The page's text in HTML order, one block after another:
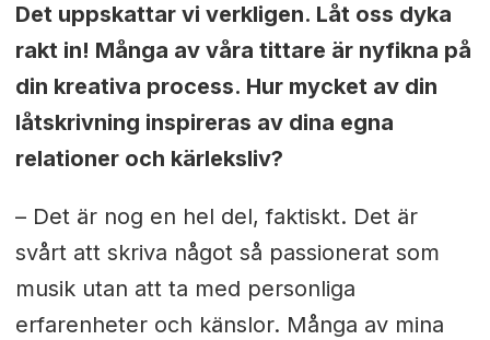
Det uppskattar vi verkligen. Låt oss dyka
rakt in! Många av våra tittare är nyfikna på
din kreativa process. Hur mycket av din
låtskrivning inspireras av dina egna
relationer och kärleksliv?
– Det är nog en hel del, faktiskt. Det är
svårt att skriva något så passionerat som
musik utan att ta med personliga
erfarenheter och känslor. Många av mina